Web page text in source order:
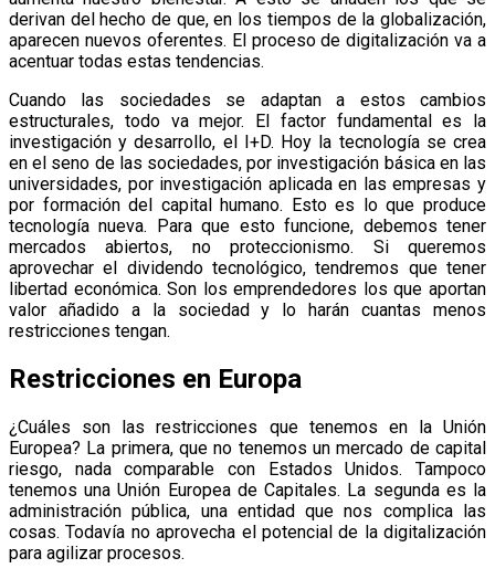
derivan del hecho de que, en los tiempos de la globalización,
aparecen nuevos oferentes. El proceso de digitalización va a
acentuar todas estas tendencias.
Cuando las sociedades se adaptan a estos cambios
estructurales, todo va mejor. El factor fundamental es la
investigación y desarrollo, el I+D. Hoy la tecnología se crea
en el seno de las sociedades, por investigación básica en las
universidades, por investigación aplicada en las empresas y
por formación del capital humano. Esto es lo que produce
tecnología nueva. Para que esto funcione, debemos tener
mercados abiertos, no proteccionismo. Si queremos
aprovechar el dividendo tecnológico, tendremos que tener
libertad económica. Son los emprendedores los que aportan
valor añadido a la sociedad y lo harán cuantas menos
restricciones tengan.
Restricciones en Europa
¿Cuáles son las restricciones que tenemos en la Unión
Europea? La primera, que no tenemos un mercado de capital
riesgo, nada comparable con Estados Unidos. Tampoco
tenemos una Unión Europea de Capitales. La segunda es la
administración pública, una entidad que nos complica las
cosas. Todavía no aprovecha el potencial de la digitalización
para agilizar procesos.